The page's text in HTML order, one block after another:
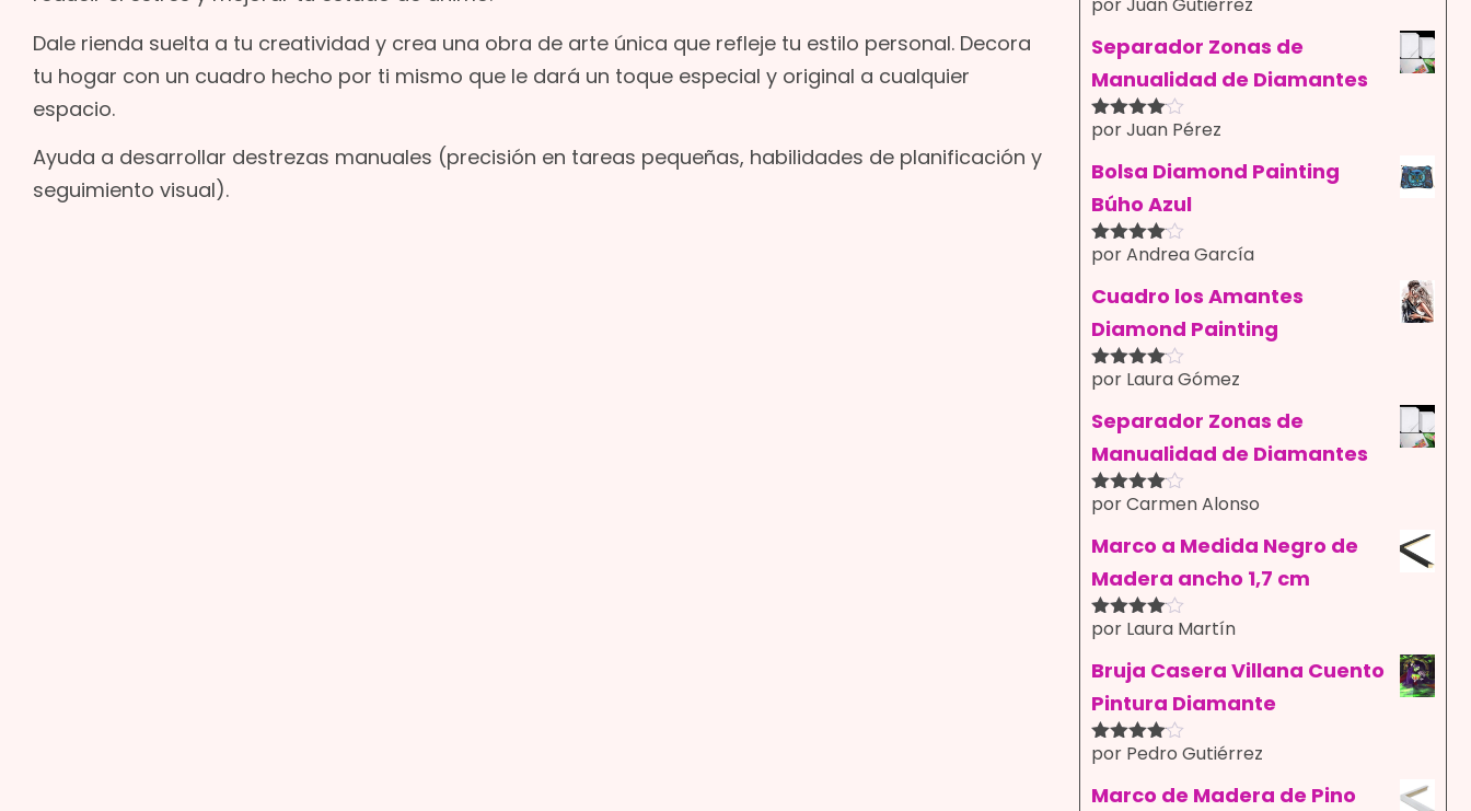
Dale rienda suelta a tu creatividad y crea una obra de arte única que refleje tu estilo personal. Decora
tu hogar con un cuadro hecho por ti mismo que le dará un toque especial y original a cualquier
espacio.
Ayuda a desarrollar destrezas manuales (precisión en tareas pequeñas, habilidades de planificación y
seguimiento visual).
Valorado
5
por Juan Gutiérrez
Separador Zonas de
Manualidad de Diamantes
Valorado
5
por Juan Pérez
Bolsa Diamond Painting
Búho Azul
Valorado
5
por Andrea García
Cuadro los Amantes
Diamond Painting
Valorado
5
por Laura Gómez
Separador Zonas de
Manualidad de Diamantes
Valorado
5
por Carmen Alonso
Marco a Medida Negro de
Madera ancho 1,7 cm
Valorado
5
por Laura Martín
Bruja Casera Villana Cuento
Pintura Diamante
Valorado
5
por Pedro Gutiérrez
Marco de Madera de Pino